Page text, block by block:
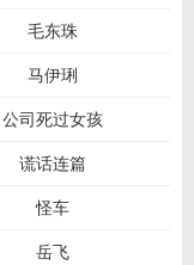
毛东珠
马伊琍
公司死过女孩
谎话连篇
怪车
岳飞